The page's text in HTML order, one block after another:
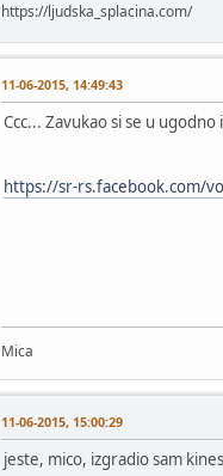
https://ljudska_splacina.com/
11-06-2015, 14:49:43
Ccc... Zavukao si se u
https://sr-rs.facebook.com/
Mica
11-06-2015, 15:00:29
jeste, mico, izgradio sam